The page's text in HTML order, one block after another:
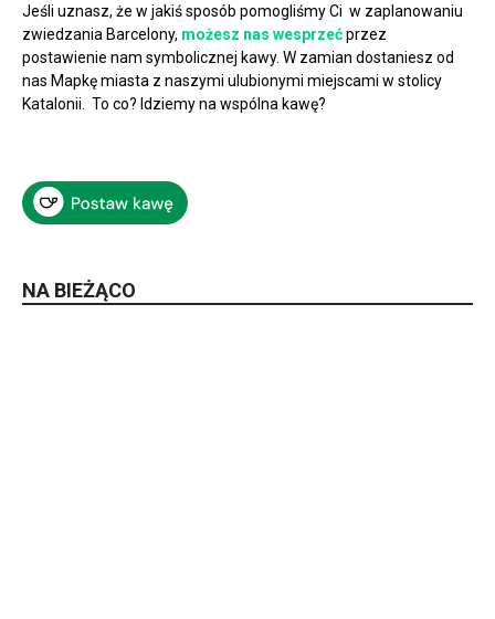
Jeśli uznasz, że w jakiś sposób pomogliśmy Ci w zaplanowaniu
zwiedzania Barcelony, możesz nas wesprzećprzez
postawienie nam symbolicznej kawy. W zamian dostaniesz od
nas Mapkę miasta z naszymi ulubionymi miejscami w stolicy
Katalonii. To co? Idziemy na wspólna kawę?
NA BIEŻĄCO